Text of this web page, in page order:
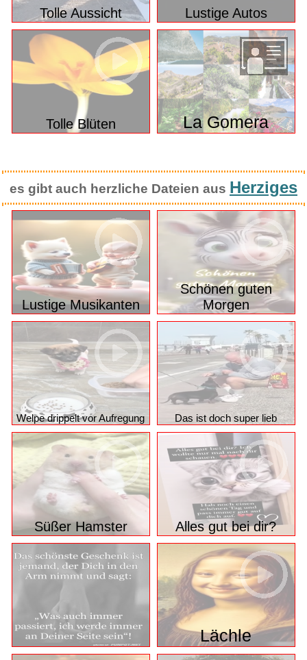
Tolle Aussicht Lustige Autos
Tolle Blüten La Gomera
es gibt auch herzliche Dateien aus Herziges
Lustige Musikanten
Schönen guten
Morgen
Welpe drippelt vor Aufregung Das ist doch super lieb
Süßer Hamster Alles gut bei dir?
Lächle